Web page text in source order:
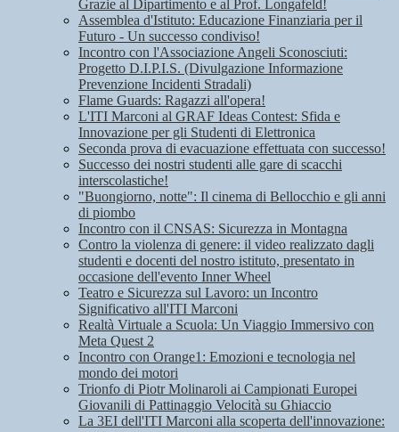
Grazie al Dipartimento e al Prof. Longafeld!
Assemblea d'Istituto: Educazione Finanziaria per il
Futuro - Un successo condiviso!
Incontro con l'Associazione Angeli Sconosciuti:
Progetto D.I.P.I.S. (Divulgazione Informazione
Prevenzione Incidenti Stradali)
Flame Guards: Ragazzi all'opera!
L'ITI Marconi al GRAF Ideas Contest: Sfida e
Innovazione per gli Studenti di Elettronica
Seconda prova di evacuazione effettuata con successo!
Successo dei nostri studenti alle gare di scacchi
interscolastiche!
"Buongiorno, notte": Il cinema di Bellocchio e gli anni
di piombo
Incontro con il CNSAS: Sicurezza in Montagna
Contro la violenza di genere: il video realizzato dagli
studenti e docenti del nostro istituto, presentato in
occasione dell'evento Inner Wheel
Teatro e Sicurezza sul Lavoro: un Incontro
Significativo all'ITI Marconi
Realtà Virtuale a Scuola: Un Viaggio Immersivo con
Meta Quest 2
Incontro con Orange1: Emozioni e tecnologia nel
mondo dei motori
Trionfo di Piotr Molinaroli ai Campionati Europei
Giovanili di Pattinaggio Velocità su Ghiaccio
La 3EI dell'ITI Marconi alla scoperta dell'innovazione: